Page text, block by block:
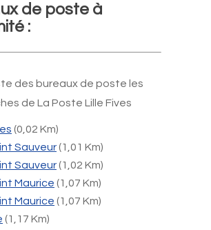
de poste à
:
des bureaux de poste les
de La Poste Lille Fives
(0,02 Km)
Sauveur(1,01 Km)
Sauveur(1,02 Km)
Maurice (1,07 Km)
Maurice (1,07 Km)
(1,17 Km)